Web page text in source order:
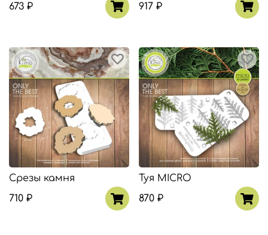
673 ₽
917 ₽
Срезы камня
710 ₽
Туя MICRO
870 ₽